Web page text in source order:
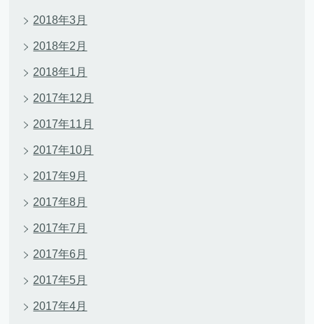
2018年3月
2018年2月
2018年1月
2017年12月
2017年11月
2017年10月
2017年9月
2017年8月
2017年7月
2017年6月
2017年5月
2017年4月